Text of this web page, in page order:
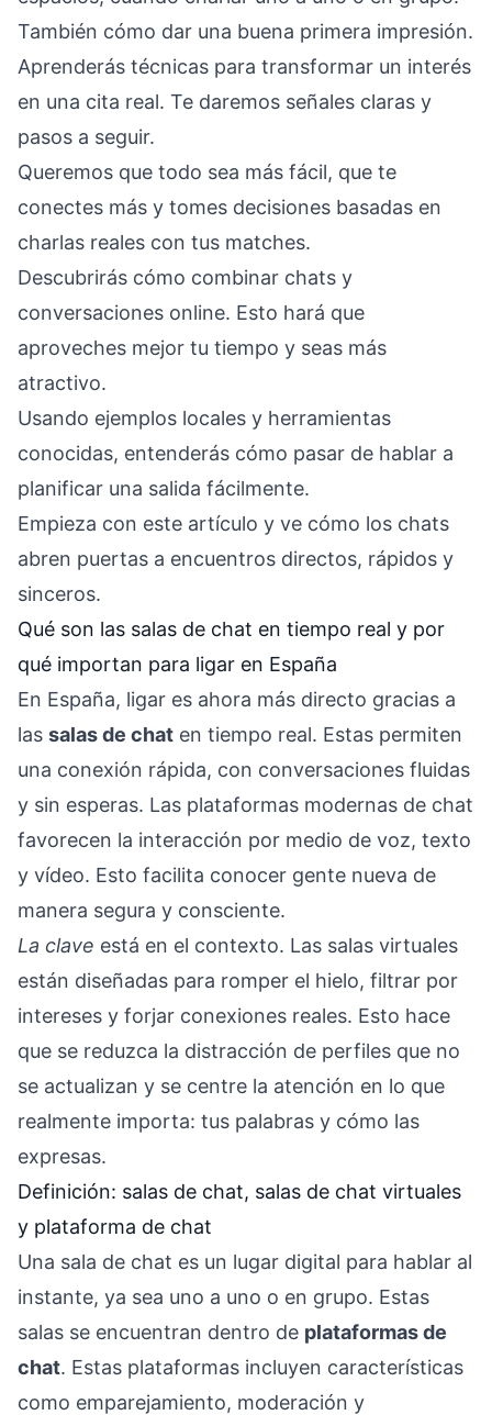
También cómo dar una buena primera impresión.
Aprenderás técnicas para transformar un interés
en una cita real. Te daremos señales claras y
pasos a seguir.
Queremos que todo sea más fácil, que te
conectes más y tomes decisiones basadas en
charlas reales con tus matches.
Descubrirás cómo combinar chats y
conversaciones online. Esto hará que
aproveches mejor tu tiempo y seas más
atractivo.
Usando ejemplos locales y herramientas
conocidas, entenderás cómo pasar de hablar a
planificar una salida fácilmente.
Empieza con este artículo y ve cómo los chats
abren puertas a encuentros directos, rápidos y
sinceros.
Qué son las salas de chat en tiempo real y por
qué importan para ligar en España
En España, ligar es ahora más directo gracias a
las salas de chat en tiempo real. Estas permiten
una conexión rápida, con conversaciones fluidas
y sin esperas. Las plataformas modernas de chat
favorecen la interacción por medio de voz, texto
y vídeo. Esto facilita conocer gente nueva de
manera segura y consciente.
La clave está en el contexto. Las salas virtuales
están diseñadas para romper el hielo, filtrar por
intereses y forjar conexiones reales. Esto hace
que se reduzca la distracción de perfiles que no
se actualizan y se centre la atención en lo que
realmente importa: tus palabras y cómo las
expresas.
Definición: salas de chat, salas de chat virtuales
y plataforma de chat
Una sala de chat es un lugar digital para hablar al
instante, ya sea uno a uno o en grupo. Estas
salas se encuentran dentro de plataformas de
chat. Estas plataformas incluyen características
como emparejamiento, moderación y